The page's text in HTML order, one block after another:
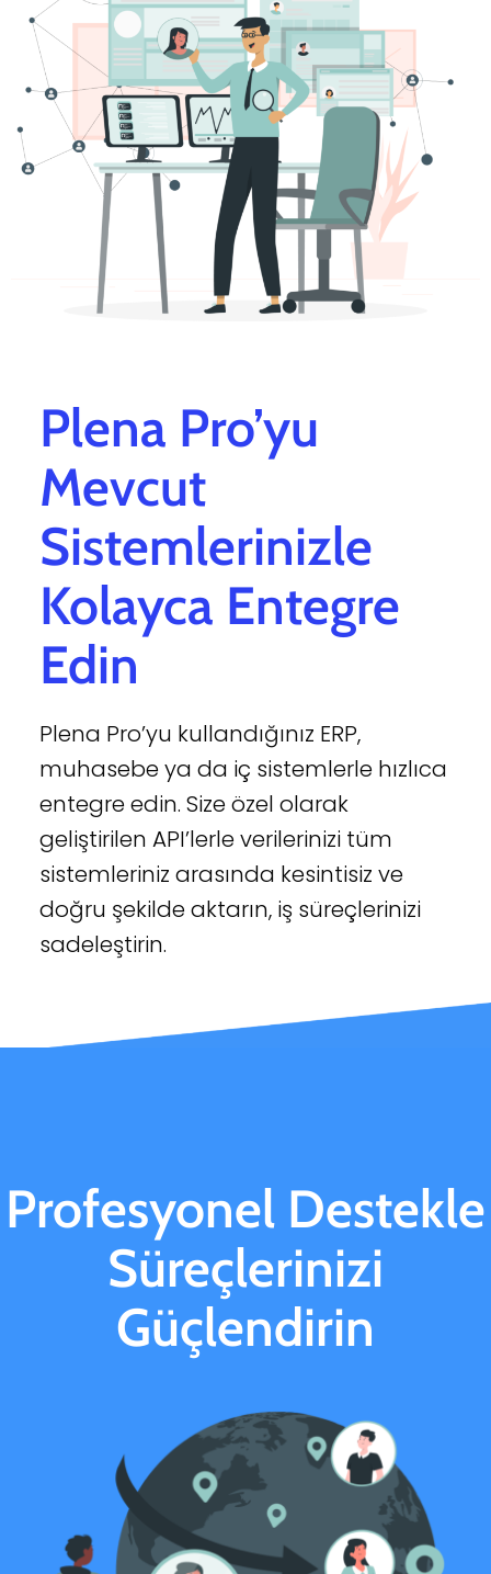
Plena Pro’yu
Mevcut
Sistemlerinizle
Kolayca Entegre
Edin
Plena Pro’yu kullandığınız ERP,
muhasebe ya da iç sistemlerle hızlıca
entegre edin. Size özel olarak
geliştirilen API’lerle verilerinizi tüm
sistemleriniz arasında kesintisiz ve
doğru şekilde aktarın, iş süreçlerinizi
sadeleştirin.
Profesyonel Destekle
Süreçlerinizi
Güçlendirin